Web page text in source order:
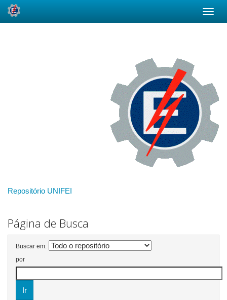
Repositório UNIFEI
Página de Busca
Buscar em:
por